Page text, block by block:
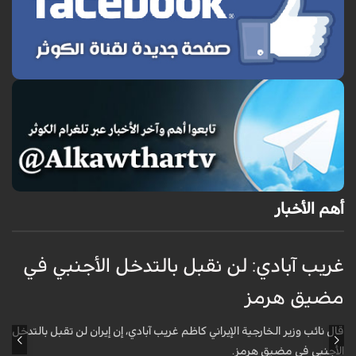
أهم الأخبار
غريب آبادي: لن نقبل بالتدخل الأجنبي في
مضيق هرمز
قال نائب وزير الخارجية الإيراني كاظم غريب آبادي، إن إيران لن تقبل بالتدخل
الأجنبي في مضيق هرمز.